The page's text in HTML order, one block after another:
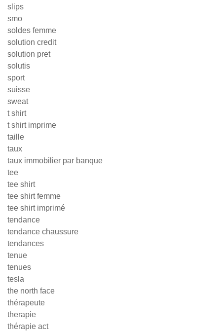
slips
smo
soldes femme
solution credit
solution pret
solutis
sport
suisse
sweat
t shirt
t shirt imprime
taille
taux
taux immobilier par banque
tee
tee shirt
tee shirt femme
tee shirt imprimé
tendance
tendance chaussure
tendances
tenue
tenues
tesla
the north face
thérapeute
therapie
thérapie act